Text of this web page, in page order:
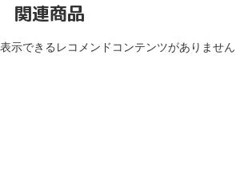
関連商品
表示できるレコメンドコンテンツがありません